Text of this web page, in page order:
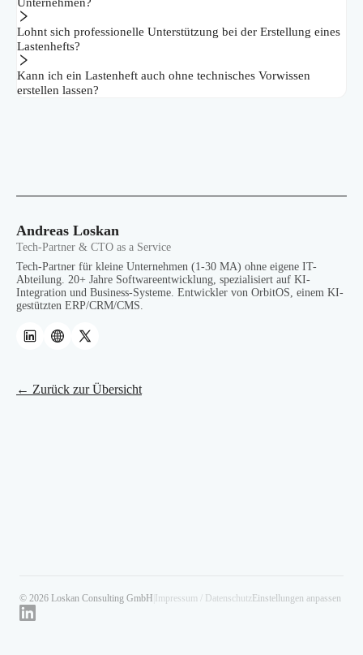
Unternehmen?
Lohnt sich professionelle Unterstützung bei der Erstellung eines
Lastenhefts?
Kann ich ein Lastenheft auch ohne technisches Vorwissen
erstellen lassen?
Andreas Loskan
Tech-Partner & CTO as a Service
Tech-Partner für kleine Unternehmen (1-30 MA) ohne eigene IT-
Abteilung. 20+ Jahre Softwareentwicklung, spezialisiert auf KI-
Integration und Business-Systeme. Entwickler von OrbitOS, einem KI-
gestützten ERP/CRM/CMS.
← Zurück zur Übersicht
© 2026 Loskan Consulting GmbH Impressum / Datenschutz Einstellungen anpassen